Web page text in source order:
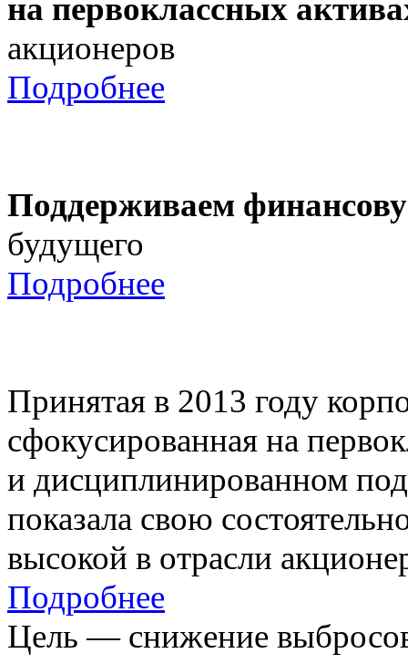
на первоклассных
акционеров
Подробнее
Поддерживаем
будущего
Подробнее
Принятая в 2013 году
сфокусированная на
и дисциплинированном
показала свою
высокой в отрасли
Подробнее
Цель — снижение